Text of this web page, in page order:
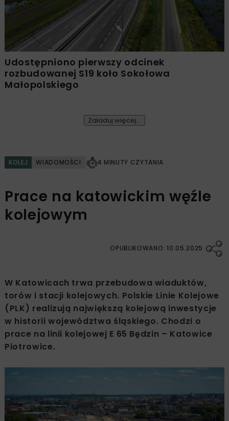
Udostępniono pierwszy odcinek
rozbudowanej S19 koło Sokołowa
Małopolskiego
Załaduj więcej...
KOLEJ WIADOMOŚCI 4 MINUTY CZYTANIA
Prace na katowickim węźle
kolejowym
OPUBLIKOWANO: 10.05.2025
W Katowicach trwa przebudowa wiaduktów,
torów i stacji kolejowych. Polskie Linie Kolejowe
(PLK) realizują największą kolejową inwestycje
w historii województwa śląskiego. Chodzi o
prace na linii kolejowej E 65 Będzin – Katowice
Piotrowice.